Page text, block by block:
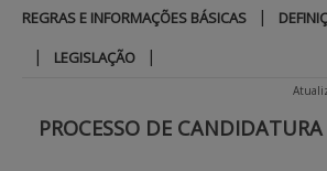
ESTATÍSTICAS
PAGAMENTOS
REGRAS E INFORMAÇÕES BÁSICAS |
| LEGISLAÇÃO |
PROCESSO DE CANDIDATURA